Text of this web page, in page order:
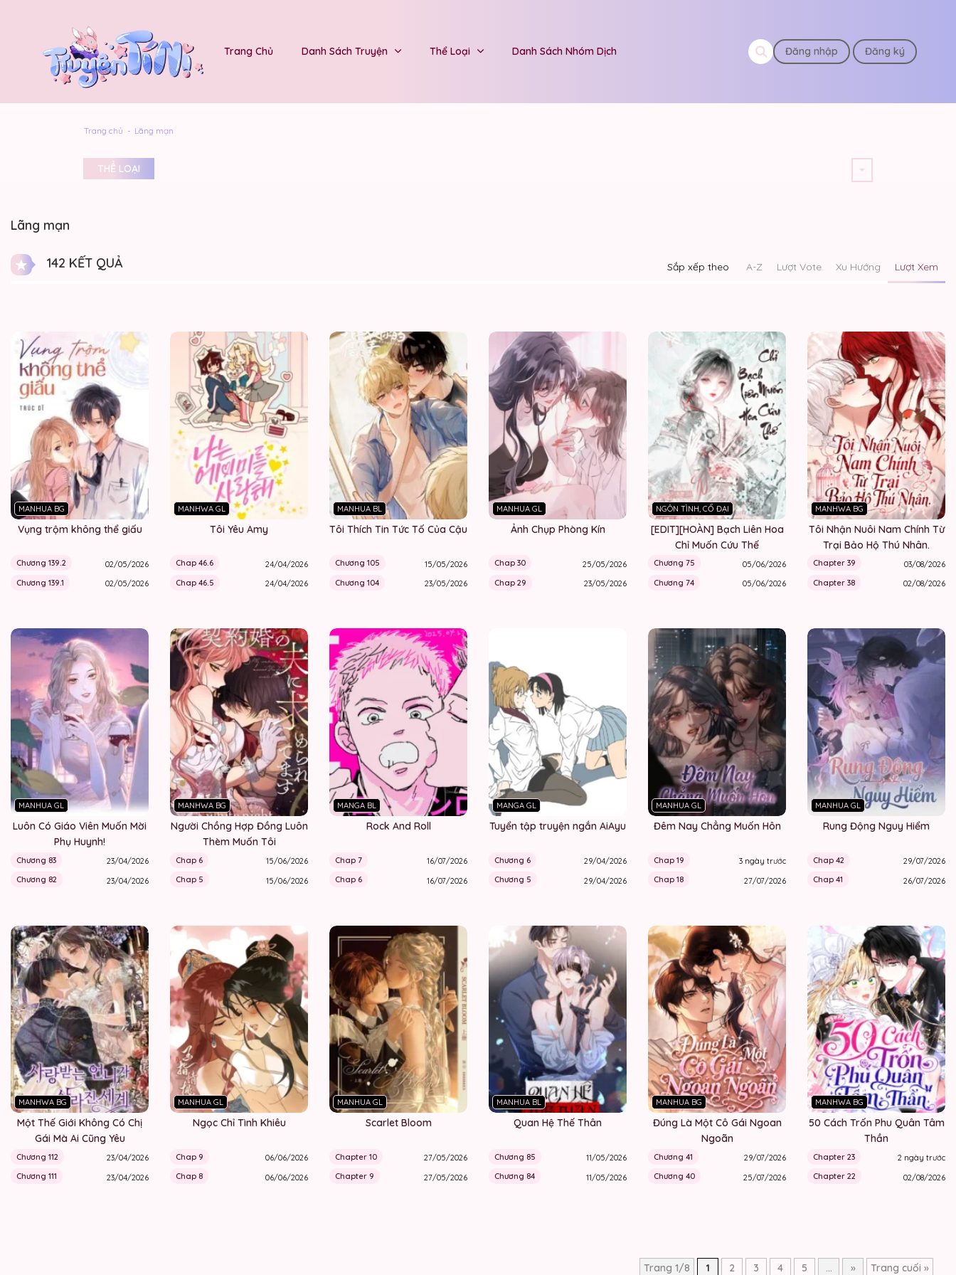
Trang Chủ Danh Sách Truyện Thể Loại Danh Sách Nhóm Dịch Đăng nhập Đăng ký
Trang chủ Lãng mạn
THỂ LOẠI
Lãng mạn
142 KẾT QUẢ Sắp xếp theo A-Z Lượt Vote Xu Hướng Lượt Xem
MANHUA BG
Vụng trộm không thể giấu
Chương 139.2
02/05/2026
Chương 139.1
02/05/2026
MANHWA GL
Tôi Yêu Amy
Chap 46.6
24/04/2026
Chap 46.5
24/04/2026
MANHUA BL
Tôi Thích Tin Tức Tố Của Cậu
Chương 105
15/05/2026
Chương 104
23/05/2026
MANHUA GL
Ảnh Chụp Phòng Kín
Chap 30
25/05/2026
Chap 29
23/05/2026
NGÔN TÌNH, CỔ ĐẠI
[EDIT][HOÀN] Bạch Liên Hoa
Chỉ Muốn Cứu Thế
Chương 75
05/06/2026
Chương 74
05/06/2026
MANHWA BG
Tôi Nhận Nuôi Nam Chính Từ
Trại Bảo Hộ Thú Nhân.
Chapter 39
03/08/2026
Chapter 38
02/08/2026
MANHUA GL
Luôn Có Giáo Viên Muốn Mời
Phụ Huynh!
Chương 83
23/04/2026
Chương 82
23/04/2026
MANHWA BG
Người Chồng Hợp Đồng Luôn
Thèm Muốn Tôi
Chap 6
15/06/2026
Chap 5
15/06/2026
MANGA BL
Rock And Roll
Chap 7
16/07/2026
Chap 6
16/07/2026
MANGA GL
Tuyển tập truyện ngắn AiAyu
Chương 6
29/04/2026
Chương 5
29/04/2026
MANHUA GL
Đêm Nay Chẳng Muốn Hôn
Chap 19
3 ngày trước
Chap 18
27/07/2026
MANHUA GL
Rung Động Nguy Hiểm
Chap 42
29/07/2026
Chap 41
26/07/2026
MANHWA BG
Một Thế Giới Không Có Chị
Gái Mà Ai Cũng Yêu
Chương 112
23/04/2026
Chương 111
23/04/2026
MANHUA GL
Ngọc Chỉ Tình Khiêu
Chap 9
06/06/2026
Chap 8
06/06/2026
MANHUA GL
Scarlet Bloom
Chapter 10
27/05/2026
Chapter 9
27/05/2026
MANHUA BL
Quan Hệ Thế Thân
Chương 85
11/05/2026
Chương 84
11/05/2026
MANHUA BG
Đúng Là Một Cô Gái Ngoan
Ngoãn
Chương 41
29/07/2026
Chương 40
25/07/2026
MANHWA BG
50 Cách Trốn Phu Quân Tâm
Thần
Chapter 23
2 ngày trước
Chapter 22
02/08/2026
Trang 1/8 1 2 3 4 5 ... » Trang cuối »